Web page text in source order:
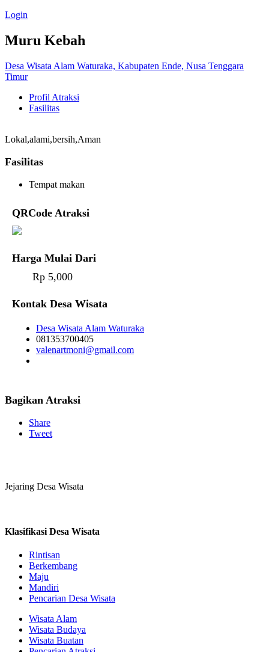
Login
Muru Kebah
Desa Wisata Alam Waturaka, Kabupaten Ende, Nusa Tenggara
Timur
Profil Atraksi
Fasilitas
Lokal,alami,bersih,Aman
Fasilitas
Tempat makan
QRCode Atraksi
Harga Mulai Dari
Rp 5,000
Kontak Desa Wisata
Desa Wisata Alam Waturaka
081353700405
valenartmoni@gmail.com
Bagikan Atraksi
Share
Tweet
Jejaring Desa Wisata
Klasifikasi Desa Wisata
Rintisan
Berkembang
Maju
Mandiri
Pencarian Desa Wisata
Wisata Alam
Wisata Budaya
Wisata Buatan